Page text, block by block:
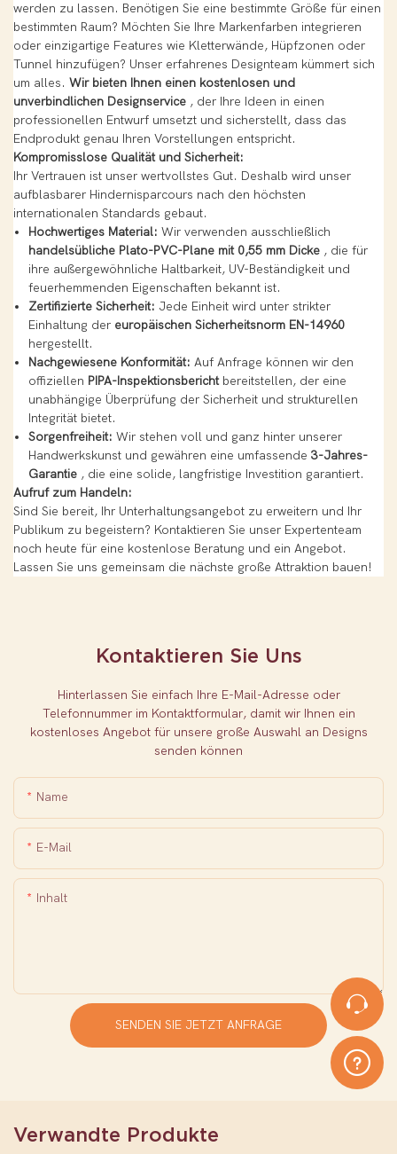
werden zu lassen. Benötigen Sie eine bestimmte Größe für einen
bestimmten Raum? Möchten Sie Ihre Markenfarben integrieren
oder einzigartige Features wie Kletterwände, Hüpfzonen oder
Tunnel hinzufügen? Unser erfahrenes Designteam kümmert sich
um alles. Wir bieten Ihnen einen kostenlosen und
unverbindlichen Designservice , der Ihre Ideen in einen
professionellen Entwurf umsetzt und sicherstellt, dass das
Endprodukt genau Ihren Vorstellungen entspricht.
Kompromisslose Qualität und Sicherheit:
Ihr Vertrauen ist unser wertvollstes Gut. Deshalb wird unser
aufblasbarer Hindernisparcours nach den höchsten
internationalen Standards gebaut.
Hochwertiges Material: Wir verwenden ausschließlich
handelsübliche Plato-PVC-Plane mit 0,55 mm Dicke, die für
ihre außergewöhnliche Haltbarkeit, UV-Beständigkeit und
feuerhemmenden Eigenschaften bekannt ist.
Zertifizierte Sicherheit: Jede Einheit wird unter strikter
Einhaltung der europäischen Sicherheitsnorm EN-14960
hergestellt.
Nachgewiesene Konformität: Auf Anfrage können wir den
offiziellen PIPA-Inspektionsberichtbereitstellen, der eine
unabhängige Überprüfung der Sicherheit und strukturellen
Integrität bietet.
Sorgenfreiheit: Wir stehen voll und ganz hinter unserer
Handwerkskunst und gewähren eine umfassende 3-Jahres-
Garantie, die eine solide, langfristige Investition garantiert.
Aufruf zum Handeln:
Sind Sie bereit, Ihr Unterhaltungsangebot zu erweitern und Ihr
Publikum zu begeistern? Kontaktieren Sie unser Expertenteam
noch heute für eine kostenlose Beratung und ein Angebot.
Lassen Sie uns gemeinsam die nächste große Attraktion bauen!
Kontaktieren Sie Uns
Hinterlassen Sie einfach Ihre E-Mail-Adresse oder
Telefonnummer im Kontaktformular, damit wir Ihnen ein
kostenloses Angebot für unsere große Auswahl an Designs
senden können
Name
E-Mail
Inhalt
SENDEN SIE JETZT ANFRAGE
Verwandte Produkte